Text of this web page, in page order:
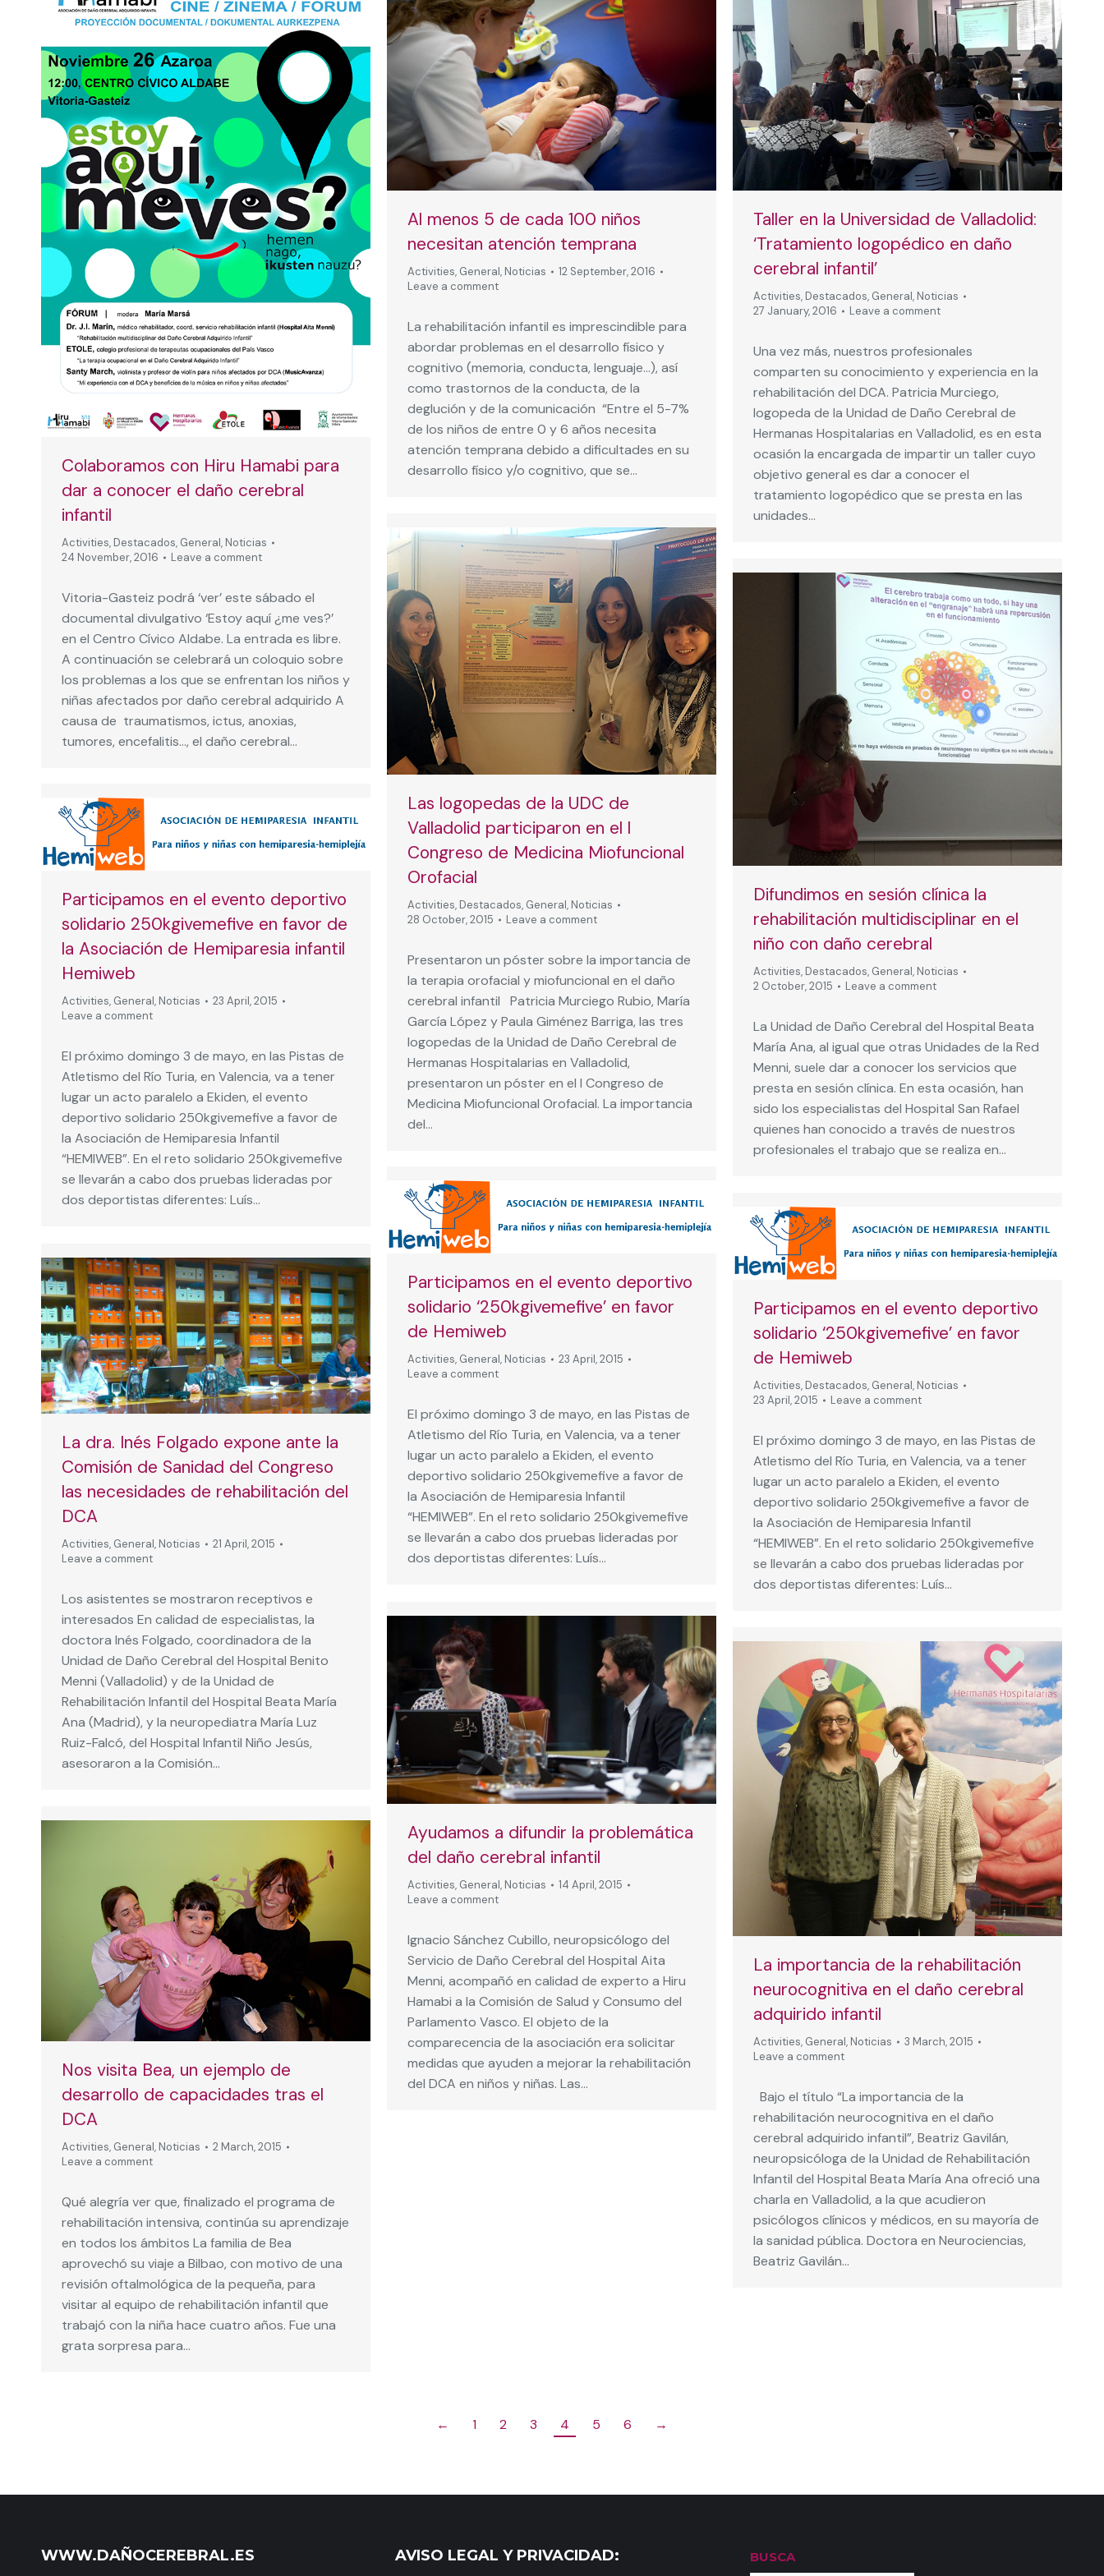
Colaboramos con Hiru Hamabi para
dar a conocer el daño cerebral
infantil
Activities, Destacados, General, Noticias
24 November, 2016
Leave a comment
Vitoria-Gasteiz podrá ‘ver’ este sábado el
documental divulgativo ‘Estoy aquí ¿me ves?’
en el Centro Cívico Aldabe. La entrada es libre.
A continuación se celebrará un coloquio sobre
los problemas a los que se enfrentan los niños y
niñas afectados por daño cerebral adquirido A
causa de traumatismos, ictus, anoxias,
tumores, encefalitis…, el daño cerebral…
Al menos 5 de cada 100 niños
necesitan atención temprana
Activities, General, Noticias
12 September, 2016
Leave a comment
La rehabilitación infantil es imprescindible para
abordar problemas en el desarrollo físico y
cognitivo (memoria, conducta, lenguaje…), así
como trastornos de la conducta, de la
deglución y de la comunicación “Entre el 5-7%
de los niños de entre 0 y 6 años necesita
atención temprana debido a dificultades en su
desarrollo físico y/o cognitivo, que se…
Taller en la Universidad de Valladolid:
‘Tratamiento logopédico en daño
cerebral infantil’
Activities, Destacados, General, Noticias
27 January, 2016
Leave a comment
Una vez más, nuestros profesionales
comparten su conocimiento y experiencia en la
rehabilitación del DCA. Patricia Murciego,
logopeda de la Unidad de Daño Cerebral de
Hermanas Hospitalarias en Valladolid, es en esta
ocasión la encargada de impartir un taller cuyo
objetivo general es dar a conocer el
tratamiento logopédico que se presta en las
unidades…
Las logopedas de la UDC de
Valladolid participaron en el l
Congreso de Medicina Miofuncional
Orofacial
Activities, Destacados, General, Noticias
28 October, 2015
Leave a comment
Presentaron un póster sobre la importancia de
la terapia orofacial y miofuncional en el daño
cerebral infantil Patricia Murciego Rubio, María
García López y Paula Giménez Barriga, las tres
logopedas de la Unidad de Daño Cerebral de
Hermanas Hospitalarias en Valladolid,
presentaron un póster en el l Congreso de
Medicina Miofuncional Orofacial. La importancia
del…
Difundimos en sesión clínica la
rehabilitación multidisciplinar en el
niño con daño cerebral
Activities, Destacados, General, Noticias
2 October, 2015
Leave a comment
La Unidad de Daño Cerebral del Hospital Beata
María Ana, al igual que otras Unidades de la Red
Menni, suele dar a conocer los servicios que
presta en sesión clínica. En esta ocasión, han
sido los especialistas del Hospital San Rafael
quienes han conocido a través de nuestros
profesionales el trabajo que se realiza en…
Participamos en el evento deportivo
solidario 250kgivemefive en favor de
la Asociación de Hemiparesia infantil
Hemiweb
Activities, General, Noticias
23 April, 2015
Leave a comment
El próximo domingo 3 de mayo, en las Pistas de
Atletismo del Río Turia, en Valencia, va a tener
lugar un acto paralelo a Ekiden, el evento
deportivo solidario 250kgivemefive a favor de
la Asociación de Hemiparesia Infantil
“HEMIWEB”. En el reto solidario 250kgivemefive
se llevarán a cabo dos pruebas lideradas por
dos deportistas diferentes: Luís…
Participamos en el evento deportivo
solidario ‘250kgivemefive’ en favor
de Hemiweb
Activities, General, Noticias
23 April, 2015
Leave a comment
El próximo domingo 3 de mayo, en las Pistas de
Atletismo del Río Turia, en Valencia, va a tener
lugar un acto paralelo a Ekiden, el evento
deportivo solidario 250kgivemefive a favor de
la Asociación de Hemiparesia Infantil
“HEMIWEB”. En el reto solidario 250kgivemefive
se llevarán a cabo dos pruebas lideradas por
dos deportistas diferentes: Luís…
Participamos en el evento deportivo
solidario ‘250kgivemefive’ en favor
de Hemiweb
Activities, Destacados, General, Noticias
23 April, 2015
Leave a comment
El próximo domingo 3 de mayo, en las Pistas de
Atletismo del Río Turia, en Valencia, va a tener
lugar un acto paralelo a Ekiden, el evento
deportivo solidario 250kgivemefive a favor de
la Asociación de Hemiparesia Infantil
“HEMIWEB”. En el reto solidario 250kgivemefive
se llevarán a cabo dos pruebas lideradas por
dos deportistas diferentes: Luís…
La dra. Inés Folgado expone ante la
Comisión de Sanidad del Congreso
las necesidades de rehabilitación del
DCA
Activities, General, Noticias
21 April, 2015
Leave a comment
Los asistentes se mostraron receptivos e
interesados En calidad de especialistas, la
doctora Inés Folgado, coordinadora de la
Unidad de Daño Cerebral del Hospital Benito
Menni (Valladolid) y de la Unidad de
Rehabilitación Infantil del Hospital Beata María
Ana (Madrid), y la neuropediatra María Luz
Ruiz-Falcó, del Hospital Infantil Niño Jesús,
asesoraron a la Comisión…
Ayudamos a difundir la problemática
del daño cerebral infantil
Activities, General, Noticias
14 April, 2015
Leave a comment
Ignacio Sánchez Cubillo, neuropsicólogo del
Servicio de Daño Cerebral del Hospital Aita
Menni, acompañó en calidad de experto a Hiru
Hamabi a la Comisión de Salud y Consumo del
Parlamento Vasco. El objeto de la
comparecencia de la asociación era solicitar
medidas que ayuden a mejorar la rehabilitación
del DCA en niños y niñas. Las…
La importancia de la rehabilitación
neurocognitiva en el daño cerebral
adquirido infantil
Activities, General, Noticias
3 March, 2015
Leave a comment
Bajo el título “La importancia de la
rehabilitación neurocognitiva en el daño
cerebral adquirido infantil”, Beatriz Gavilán,
neuropsicóloga de la Unidad de Rehabilitación
Infantil del Hospital Beata María Ana ofreció una
charla en Valladolid, a la que acudieron
psicólogos clínicos y médicos, en su mayoría de
la sanidad pública. Doctora en Neurociencias,
Beatriz Gavilán…
Nos visita Bea, un ejemplo de
desarrollo de capacidades tras el
DCA
Activities, General, Noticias
2 March, 2015
Leave a comment
Qué alegría ver que, finalizado el programa de
rehabilitación intensiva, continúa su aprendizaje
en todos los ámbitos La familia de Bea
aprovechó su viaje a Bilbao, con motivo de una
revisión oftalmológica de la pequeña, para
visitar al equipo de rehabilitación infantil que
trabajó con la niña hace cuatro años. Fue una
grata sorpresa para…
← 1 2 3 4 5 6 →
WWW.DAÑOCEREBRAL.ES AVISO LEGAL Y PRIVACIDAD: BUSCA